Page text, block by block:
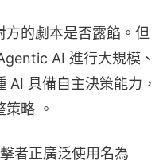
的劇本是否露餡。但
AI 進行大規模、
AI 具備自主決策能力，
略 。
者正廣泛使用名為